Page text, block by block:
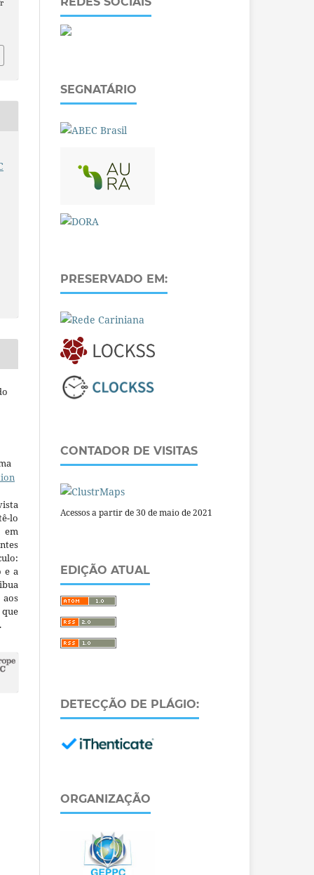
lo
em
e a
SEGNATÁRIO
PRESERVADO EM:
CONTADOR DE VISITAS
Acessos a partir de 30 de maio de 2021
EDIÇÃO ATUAL
DETECÇÃO DE PLÁGIO:
ORGANIZAÇÃO